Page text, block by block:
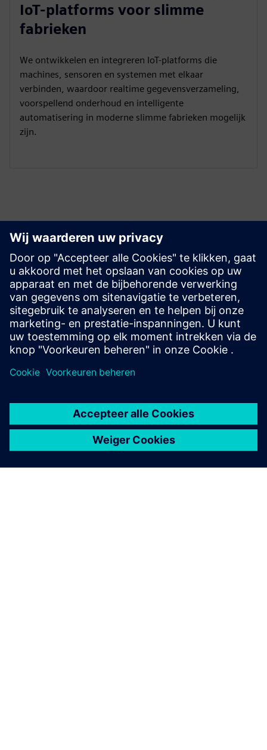
IoT-platforms voor slimme
fabrieken
We ontwikkelen en integreren IoT-platforms die
machines, sensoren en systemen met elkaar
verbinden, waardoor realtime gegevensverzameling,
voorspellend onderhoud en intelligente
automatisering in moderne slimme fabrieken mogelijk
zijn.
Ontdek bronnen en
gerelateerde producten
Aanvullende informatie en bronnen
ALGOTEQUE: Servicecatalogus (ENG)